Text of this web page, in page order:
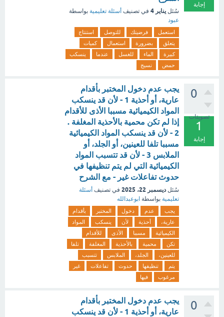
إجابة
سُئل يناير 4 في تصنيف أسئلة تعليمية بواسطة
عبود
استعمل فرضيتك للتوصل
استنتاج
يتعلق
بضرورة استعمال
كميات
كبيرة
الماء للغسل عندما
ينسكب
حمض
نسيج
0
تصويتات
1
إجابة
يجب عدم دخول المختبر بأقدام
عارية، أو أحذية 1 - لأن قد ينسكب
المواد الكيميائية مسببا الأذى للأقدام
إذا لم تكن محمية بالأحذية المغلفة .
2 - لأن قد ينسكب المواد الكيميائية
مسببا تلفا للعينين، أو الجلد، أو
الملابس 3 - لأن قد تتسبب المواد
الكيميائية التي لم يتم تنظيفها في
حدوث تفاعلات غير - مع الشرح
سُئل ديسمبر 22، 2025 في تصنيف أسئلة
تعليمية بواسطة ابوعبدالله
يجب عدم دخول المختبر
بأقدام
عارية،
أحذية لأن ينسكب
المواد
الكيميائية
مسببا الأذى
للأقدام
تكن
محمية بالأحذية المغلفة
تلفا
للعينين،
الجلد، الملابس
تتسبب
يتم
تنظيفها حدوث تفاعلات
غير
مرغوب
فيها
0
يجب عدم دخول المختبر بأقدام
عارية، أو أحذية 1 - لأن قد ينسكب